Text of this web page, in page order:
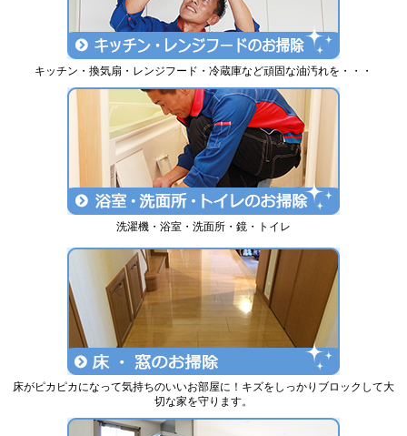
キッチン・換気扇・レンジフード・冷蔵庫など頑固な油汚れを・・・
洗濯機・浴室・洗面所・鏡・トイレ
床がピカピカになって気持ちのいいお部屋に！キズをしっかりブロックして大
切な家を守ります。